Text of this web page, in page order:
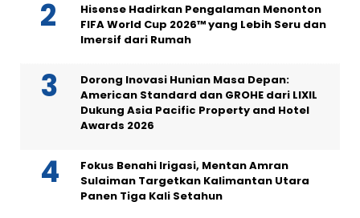
Hisense Hadirkan Pengalaman Menonton
FIFA World Cup 2026™ yang Lebih Seru dan
Imersif dari Rumah
Dorong Inovasi Hunian Masa Depan:
American Standard dan GROHE dari LIXIL
Dukung Asia Pacific Property and Hotel
Awards 2026
Fokus Benahi Irigasi, Mentan Amran
Sulaiman Targetkan Kalimantan Utara
Panen Tiga Kali Setahun